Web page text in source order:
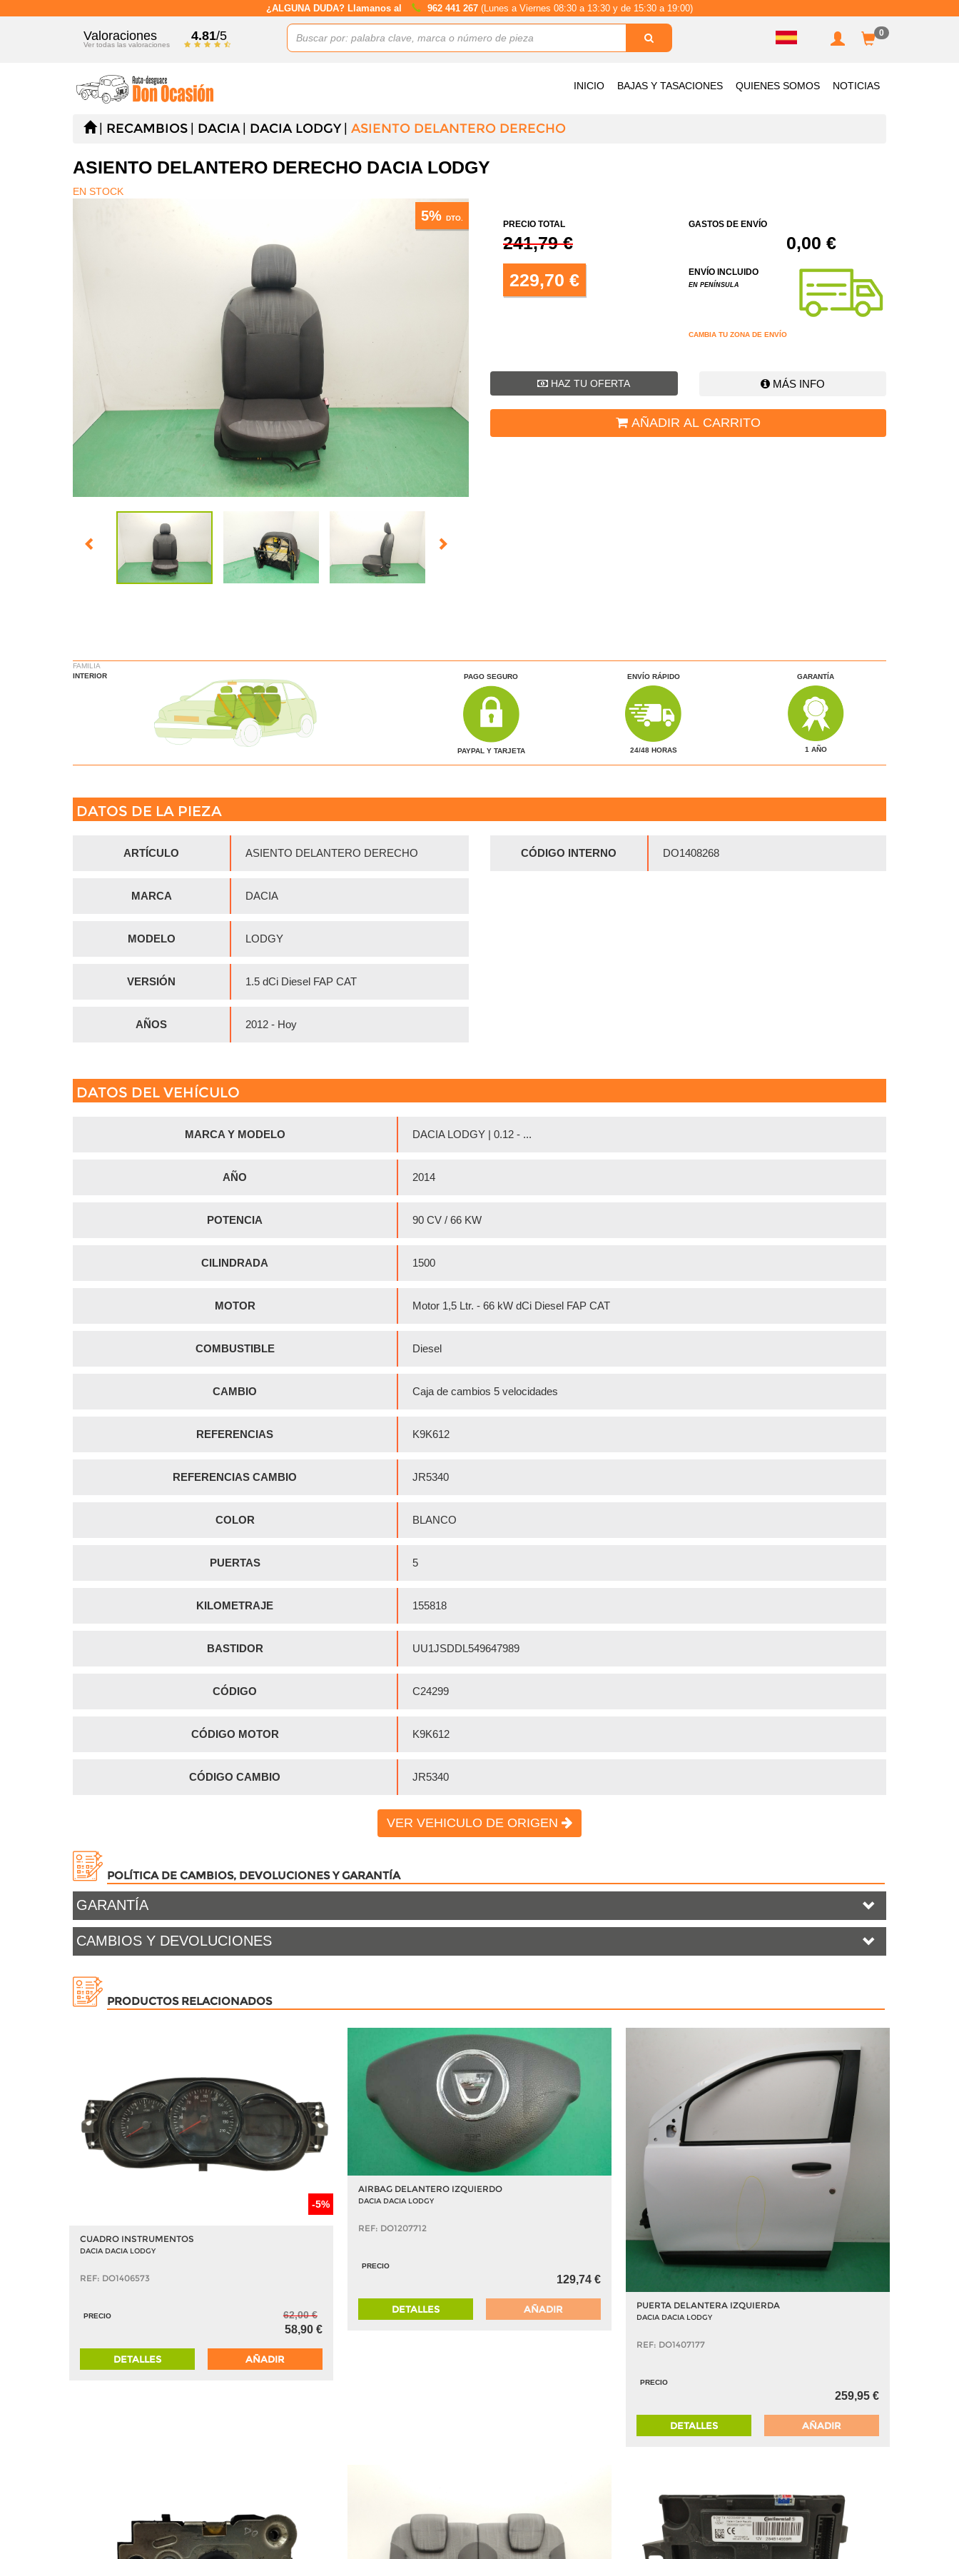
¿ALGUNA DUDA? Llamanos al 962 441 267 (Lunes a Viernes 08:30 a 13:30 y de 15:30 a 19:00)
Valoraciones
Ver todas las valoraciones
4.81/5 0
INICIO BAJAS Y TASACIONES QUIENES SOMOS NOTICIAS
RECAMBIOS DACIA DACIA LODGY ASIENTO DELANTERO DERECHO
ASIENTO DELANTERO DERECHO DACIA LODGY
EN STOCK
5% DTO.
PRECIO TOTAL
241,79 €
229,70 €
GASTOS DE ENVÍO
0,00 €
ENVÍO INCLUIDO
EN PENÍNSULA
CAMBIA TU ZONA DE ENVÍO
HAZ TU OFERTA MÁS INFO
AÑADIR AL CARRITO
FAMILIA
INTERIOR
PAGO SEGURO
PAYPAL Y TARJETA
ENVÍO RÁPIDO
24/48 HORAS
GARANTÍA
1 AÑO
DATOS DE LA PIEZA
ARTÍCULO ASIENTO DELANTERO DERECHO
MARCA DACIA
MODELO LODGY
VERSIÓN 1.5 dCi Diesel FAP CAT
AÑOS 2012 - Hoy
CÓDIGO INTERNO DO1408268
DATOS DEL VEHÍCULO
MARCA Y MODELO DACIA LODGY | 0.12 - ...
AÑO 2014
POTENCIA 90 CV / 66 KW
CILINDRADA 1500
MOTOR Motor 1,5 Ltr. - 66 kW dCi Diesel FAP CAT
COMBUSTIBLE Diesel
CAMBIO Caja de cambios 5 velocidades
REFERENCIAS K9K612
REFERENCIAS CAMBIO JR5340
COLOR BLANCO
PUERTAS 5
KILOMETRAJE 155818
BASTIDOR UU1JSDDL549647989
CÓDIGO C24299
CÓDIGO MOTOR K9K612
CÓDIGO CAMBIO JR5340
VER VEHICULO DE ORIGEN
POLÍTICA DE CAMBIOS, DEVOLUCIONES Y GARANTÍA
GARANTÍA
CAMBIOS Y DEVOLUCIONES
PRODUCTOS RELACIONADOS
-5%
CUADRO INSTRUMENTOS
DACIA DACIA LODGY
REF: DO1406573
PRECIO 62,00 €
58,90 €
DETALLES AÑADIR
AIRBAG DELANTERO IZQUIERDO
DACIA DACIA LODGY
REF: DO1207712
PRECIO
129,74 €
DETALLES AÑADIR PUERTA DELANTERA IZQUIERDA
DACIA DACIA LODGY
REF: DO1407177
PRECIO
259,95 €
DETALLES AÑADIR